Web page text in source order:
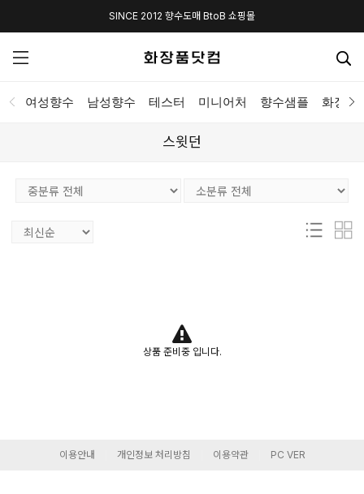
SINCE 2012 향수도매 BtoB 쇼핑몰
여성향수 남성향수 테스터 미니어처 향수샘플 화장품
스윗던
상품 준비중 입니다.
이용안내 개인정보 처리방침 이용약관 PC VER